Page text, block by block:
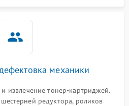
механики
извлечение тонер-картриджей.
редуктора, роликов